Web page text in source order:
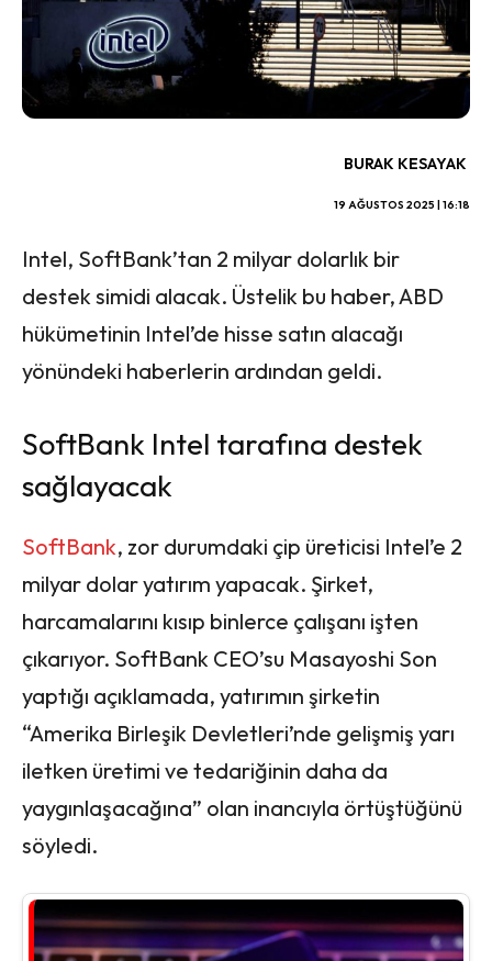
BURAK KESAYAK
19 AĞUSTOS 2025 | 16:18
Intel, SoftBank’tan 2 milyar dolarlık bir
destek simidi alacak. Üstelik bu haber, ABD
hükümetinin Intel’de hisse satın alacağı
yönündeki haberlerin ardından geldi.
SoftBank Intel tarafına destek
sağlayacak
SoftBank, zor durumdaki çip üreticisi Intel’e 2
milyar dolar yatırım yapacak. Şirket,
harcamalarını kısıp binlerce çalışanı işten
çıkarıyor. SoftBank CEO’su Masayoshi Son
yaptığı açıklamada, yatırımın şirketin
“Amerika Birleşik Devletleri’nde gelişmiş yarı
iletken üretimi ve tedariğinin daha da
yaygınlaşacağına” olan inancıyla örtüştüğünü
söyledi.